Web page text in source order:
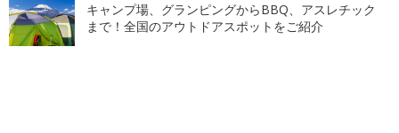
キャンプ場、グランピングからBBQ、アスレチック
まで！全国のアウトドアスポットをご紹介